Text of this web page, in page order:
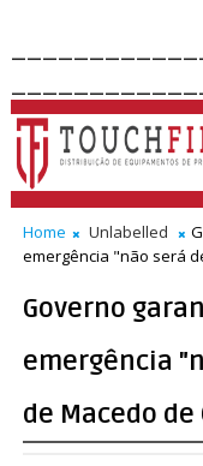
Home Unlabelled
emergência "não será
Governo
emergência
de Macedo